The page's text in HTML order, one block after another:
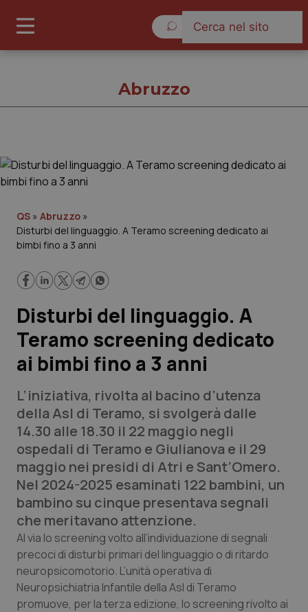
Governo e Parlamento
Regioni e Asl
Lavoro e Professioni
Scienza e Farmaci
Studi e Analisi
Lettere al direttore
Edizioni Regionali
QS Pro
Professionisti Sanitari.AI
Abruzzo
Basilicata
QS Pro Gold
Artrite & artrosi
QS Club Newsletter
Abruzzo
QS » Abruzzo »
Disturbi del linguaggio. A Teramo screening dedicato ai
bimbi fino a 3 anni
Disturbi del linguaggio. A
Teramo screening dedicato
ai bimbi fino a 3 anni
L’iniziativa, rivolta al bacino d’utenza
della Asl di Teramo, si svolgerà dalle
14.30 alle 18.30 il 22 maggio negli
ospedali di Teramo e Giulianova e il 29
maggio nei presidi di Atri e Sant’Omero.
Nel 2024-2025 esaminati 122 bambini, un
bambino su cinque presentava segnali
che meritavano attenzione.
Al via lo screening volto all’individuazione di segnali
precoci di disturbi primari del linguaggio o di ritardo
neuropsicomotorio. L’unità operativa di
Neuropsichiatria Infantile della Asl di Teramo
promuove, per la terza edizione, lo screening rivolto ai